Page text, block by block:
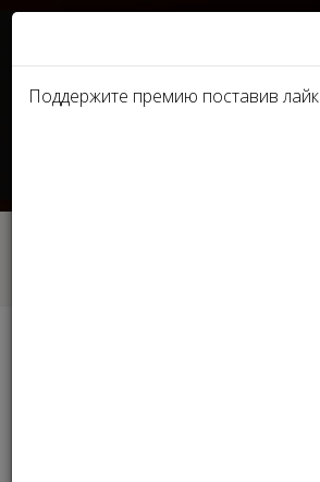
Поддержите премию поставив лайк